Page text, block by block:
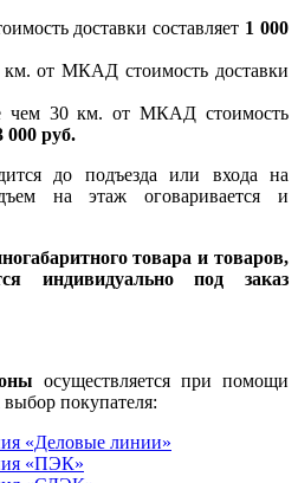
доставки составляет 1 000
от МКАД стоимость доставки
чем 30 км. от МКАД стоимость
000 руб.
до подъезда или входа на
на этаж оговаривается и
товара и товаров,
индивидуально под заказ
осуществляется при помощи
покупателя:
«Деловые линии»
«ПЭК»